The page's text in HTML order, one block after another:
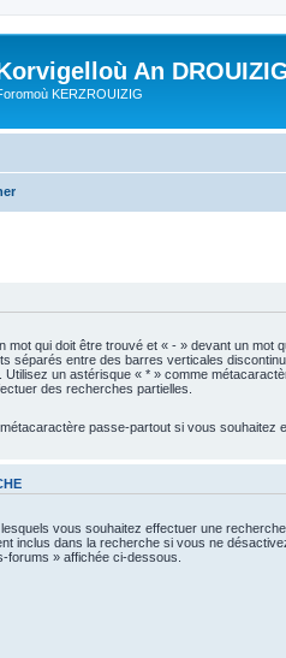
An
KERZROUIZIG
mot qui doit être trouvé et « - » devant un mot
séparés entre des barres verticales
un astérisque « * » comme
des recherches partielles.
passe-partout si vous souhaitez
vous souhaitez effectuer une
inclus dans la recherche si vous ne
forums » affichée ci-dessous.